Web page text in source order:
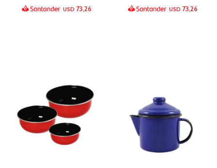
USD 73,26 USD 73,26